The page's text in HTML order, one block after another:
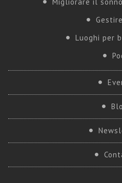
Migliorare il
Luoghi per